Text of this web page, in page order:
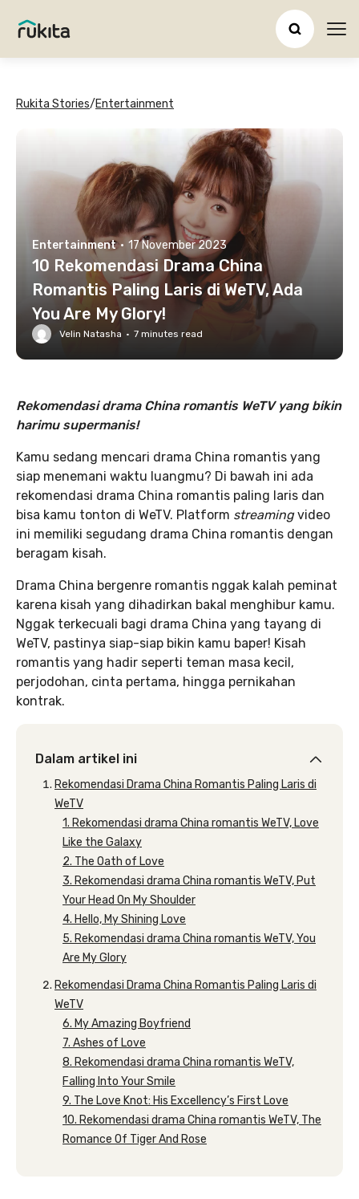
Rukita Stories/Entertainment
Entertainment · 17 November 2023
10 Rekomendasi Drama China
Romantis Paling Laris di WeTV, Ada
You Are My Glory!
Velin Natasha · 7 minutes read
Rekomendasi drama China romantis WeTV yang bikin
harimu supermanis!
Kamu sedang mencari drama China romantis yang
siap menemani waktu luangmu? Di bawah ini ada
rekomendasi drama China romantis paling laris dan
bisa kamu tonton di WeTV. Platform streamingvideo
ini memiliki segudang drama China romantis dengan
beragam kisah.
Drama China bergenre romantis nggak kalah peminat
karena kisah yang dihadirkan bakal menghibur kamu.
Nggak terkecuali bagi drama China yang tayang di
WeTV, pastinya siap-siap bikin kamu baper! Kisah
romantis yang hadir seperti teman masa kecil,
perjodohan, cinta pertama, hingga pernikahan
kontrak.
Dalam artikel ini
Rekomendasi Drama China Romantis Paling Laris di
WeTV
1. Rekomendasi drama China romantis WeTV, Love
Like the Galaxy
2. The Oath of Love
3. Rekomendasi drama China romantis WeTV, Put
Your Head On My Shoulder
4. Hello, My Shining Love
5. Rekomendasi drama China romantis WeTV, You
Are My Glory
Rekomendasi Drama China Romantis Paling Laris di
WeTV
6. My Amazing Boyfriend
7. Ashes of Love
8. Rekomendasi drama China romantis WeTV,
Falling Into Your Smile
9. The Love Knot: His Excellency’s First Love
10. Rekomendasi drama China romantis WeTV, The
Romance Of Tiger And Rose